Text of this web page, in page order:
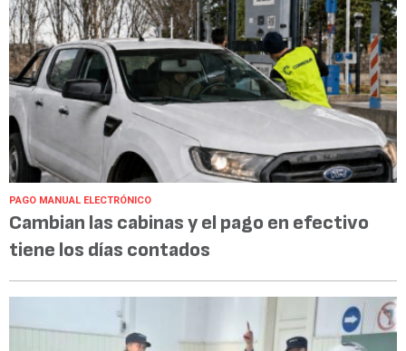
PAGO MANUAL ELECTRÓNICO
Cambian las cabinas y el pago en efectivo
tiene los días contados